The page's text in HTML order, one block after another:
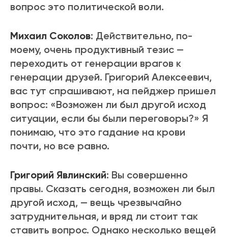
вопрос это политической воли.
Михаил Соколов: Действительно, по-
моему, очень продуктивный тезис —
переходить от генерации врагов к
генерации друзей. Григорий Алексеевич,
вас тут спрашивают, на пейджер пришел
вопрос: «Возможен ли был другой исход
ситуации, если бы были переговоры?» Я
понимаю, что это гадание на крови
почти, но все равно.
Григорий Явлинский: Вы совершенно
правы. Сказать сегодня, возможен ли был
другой исход, — вещь чрезвычайно
затруднительная, и вряд ли стоит так
ставить вопрос. Однако несколько вещей